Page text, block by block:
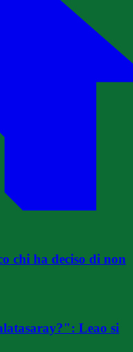
chi ha deciso di non
Leao si